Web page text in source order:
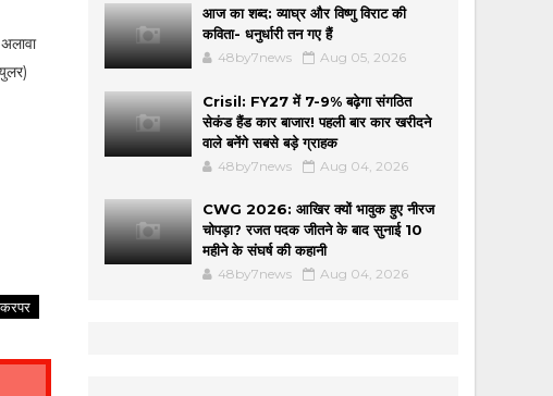
आज का शब्द: व्याघ्र और विष्णु विराट की
कविता- धनुर्धारी तन गए हैं
48by7news Aug 05, 2026
Crisil: FY27 में 7-9% बढ़ेगा संगठित
सेकंड हैंड कार बाजार! पहली बार कार खरीदने
वाले बनेंगे सबसे बड़े ग्राहक
48by7news Aug 04, 2026
CWG 2026: आखिर क्यों भावुक हुए नीरज
चोपड़ा? रजत पदक जीतने के बाद सुनाई 10
महीने के संघर्ष की कहानी
48by7news Aug 04, 2026